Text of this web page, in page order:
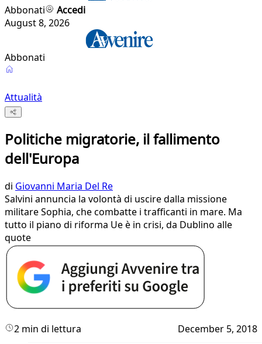
Abbonati
Accedi
August 8, 2026
Abbonati
Attualità
Politiche migratorie, il fallimento
dell'Europa
di Giovanni Maria Del Re
Salvini annuncia la volontà di uscire dalla missione
militare Sophia, che combatte i trafficanti in mare. Ma
tutto il piano di riforma Ue è in crisi, da Dublino alle
quote
2 min di lettura December 5, 2018